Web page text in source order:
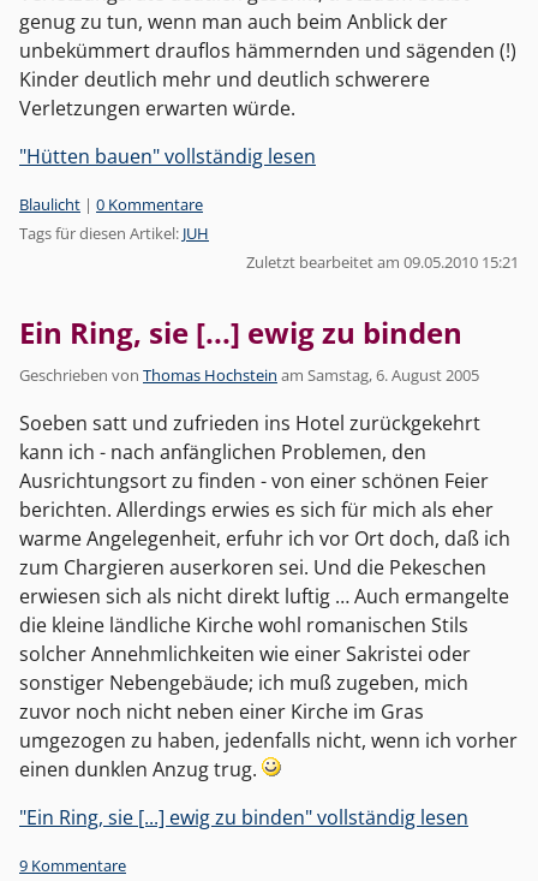
genug zu tun, wenn man auch beim Anblick der
unbekümmert drauflos hämmernden und sägenden (!)
Kinder deutlich mehr und deutlich schwerere
Verletzungen erwarten würde.
"Hütten bauen" vollständig lesen
Kategorien:
Blaulicht | 0 Kommentare
Tags für diesen Artikel: JUH
Zuletzt bearbeitet am 09.05.2010 15:21
Ein Ring, sie [...] ewig zu binden
Geschrieben von Thomas Hochstein am Samstag, 6. August 2005
Soeben satt und zufrieden ins Hotel zurückgekehrt
kann ich - nach anfänglichen Problemen, den
Ausrichtungsort zu finden - von einer schönen Feier
berichten. Allerdings erwies es sich für mich als eher
warme Angelegenheit, erfuhr ich vor Ort doch, daß ich
zum Chargieren auserkoren sei. Und die Pekeschen
erwiesen sich als nicht direkt luftig … Auch ermangelte
die kleine ländliche Kirche wohl romanischen Stils
solcher Annehmlichkeiten wie einer Sakristei oder
sonstiger Nebengebäude; ich muß zugeben, mich
zuvor noch nicht neben einer Kirche im Gras
umgezogen zu haben, jedenfalls nicht, wenn ich vorher
einen dunklen Anzug trug.
"Ein Ring, sie [...] ewig zu binden" vollständig lesen
9 Kommentare